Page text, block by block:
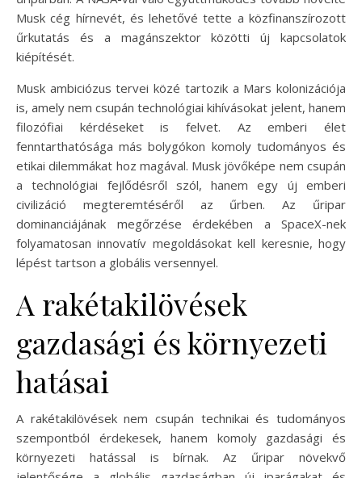
Musk cég hírnevét, és lehetővé tette a közfinanszírozott
űrkutatás és a magánszektor közötti új kapcsolatok
kiépítését.
Musk ambiciózus tervei közé tartozik a Mars kolonizációja
is, amely nem csupán technológiai kihívásokat jelent, hanem
filozófiai kérdéseket is felvet. Az emberi élet
fenntarthatósága más bolygókon komoly tudományos és
etikai dilemmákat hoz magával. Musk jövőképe nem csupán
a technológiai fejlődésről szól, hanem egy új emberi
civilizáció megteremtéséről az űrben. Az űripar
dominanciájának megőrzése érdekében a SpaceX-nek
folyamatosan innovatív megoldásokat kell keresnie, hogy
lépést tartson a globális versennyel.
A rakétakilövések
gazdasági és környezeti
hatásai
A rakétakilövések nem csupán technikai és tudományos
szempontból érdekesek, hanem komoly gazdasági és
környezeti hatással is bírnak. Az űripar növekvő